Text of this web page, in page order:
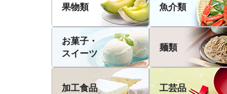
果物類 魚介類
お菓子・
スイーツ
麺類
加工食品 工芸品